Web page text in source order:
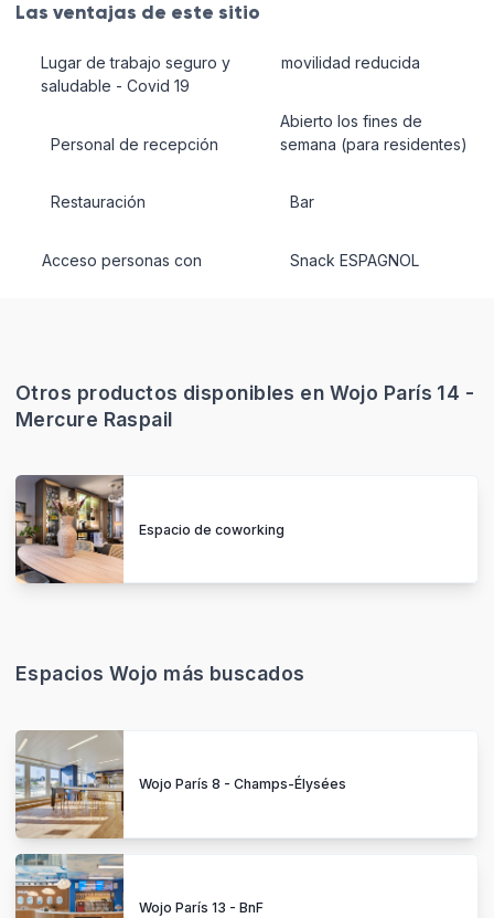
Las ventajas de este sitio
Lugar de trabajo seguro y
saludable - Covid 19
Personal de recepción
Restauración
Acceso personas con
movilidad reducida
Abierto los fines de
semana (para residentes)
Bar
Snack ESPAGNOL
Otros productos disponibles en Wojo París 14 -
Mercure Raspail
Espacio de coworking
Espacios Wojo más buscados
Wojo París 8 - Champs-Élysées
Wojo París 13 - BnF